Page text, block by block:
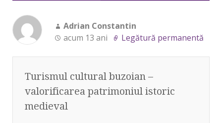
Adrian Constantin
acum 13 ani
Legătură permanentă
Turismul cultural buzoian –
valorificarea patrimoniul istoric
medieval